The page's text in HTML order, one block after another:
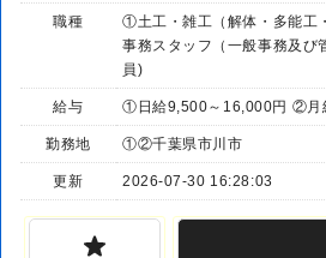
職種
①土工・雑工（解体・多能工
事務スタッフ（一般事務及び
員)
給与 ①日給9,500～16,000円 ②月
勤務地 ①②千葉県市川市
更新 2026-07-30 16:28:03